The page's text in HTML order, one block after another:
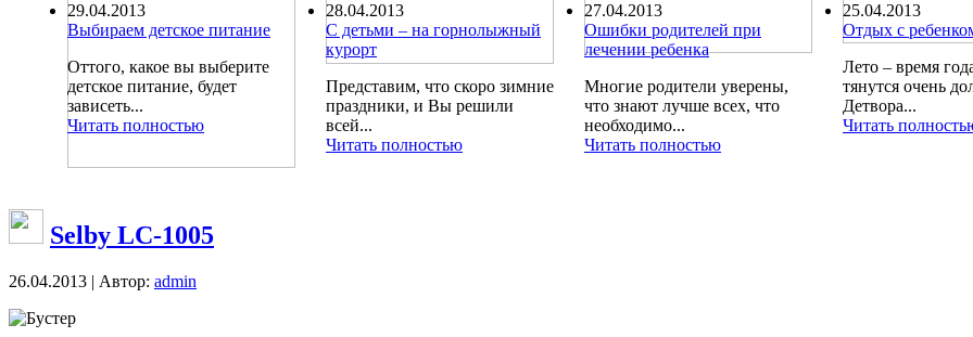
29.04.2013
Выбираем детское питание
Оттого, какое вы выберите
детское питание, будет
зависеть...
Читать полностью
28.04.2013
С детьми – на горнолыжный
курорт
Представим, что скоро зимние
праздники, и Вы решили
всей...
Читать полностью
27.04.2013
Ошибки родителей при
лечении ребенка
Многие родители уверены,
что знают лучше всех, что
необходимо...
Читать полностью
25.04.2013
Отдых с
Лето – время
тянутся очень
Детвора...
Читать
Selby LC-1005
26.04.2013 | Автор: admin
Бустер